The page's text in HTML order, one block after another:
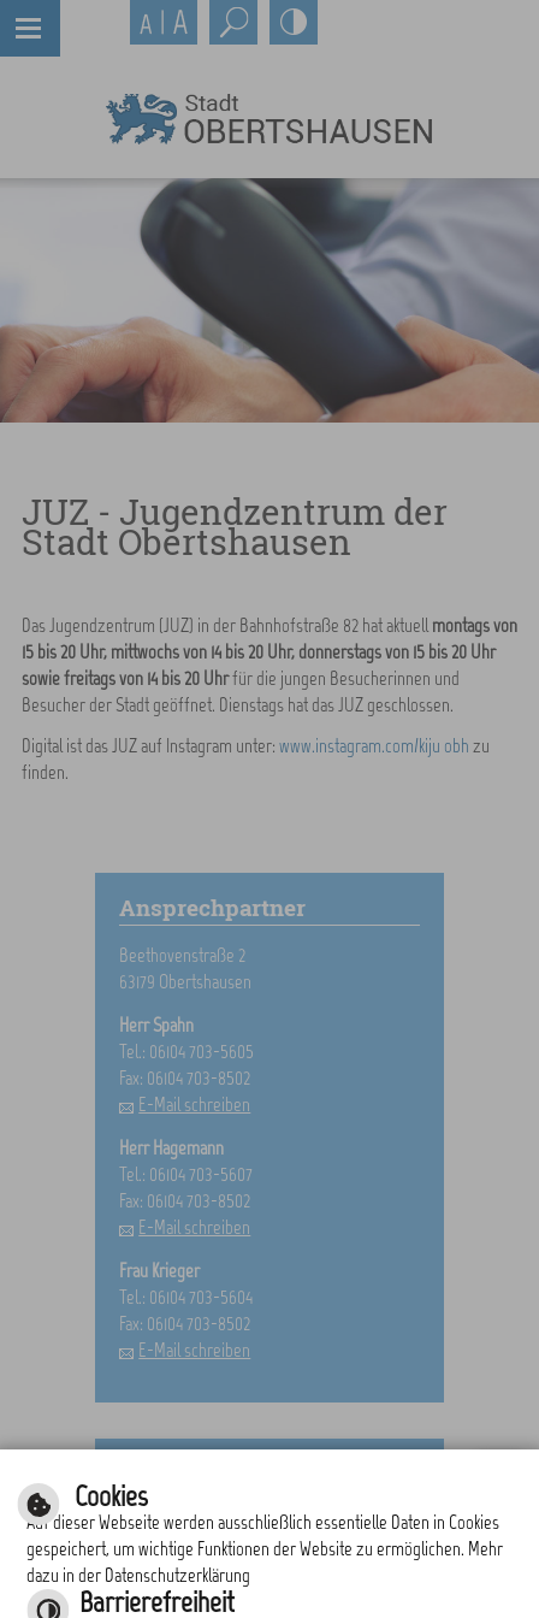
JUZ - Jugendzentrum der
Stadt Obertshausen
Das Jugendzentrum (JUZ) in der Bahnhofstraße 82 hat aktuellmontags von
15 bis 20 Uhr, mittwochs von 14 bis 20 Uhr, donnerstags von 15 bis 20 Uhr
sowie freitags von 14 bis 20 Uhrfür die jungen Besucherinnen und
Besucher der Stadt geöffnet. Dienstags hat das JUZ geschlossen.
Digital ist das JUZ auf Instagram unter: www.instagram.com/kiju_obh zu
finden.
Ansprechpartner
Beethovenstraße 2
63179 Obertshausen
Herr Spahn
Tel.: 06104 703-5605
Fax: 06104 703-8502
E-Mail schreiben
Herr Hagemann
Tel.: 06104 703-5607
Fax: 06104 703-8502
E-Mail schreiben
Frau Krieger
Tel.: 06104 703-5604
Fax: 06104 703-8502
E-Mail schreiben
Cookies
Auf dieser Webseite werden ausschließlich essentielle Daten in Cookies
gespeichert, um wichtige Funktionen der Website zu ermöglichen. Mehr
dazu in der Datenschutzerklärung
Barrierefreiheit